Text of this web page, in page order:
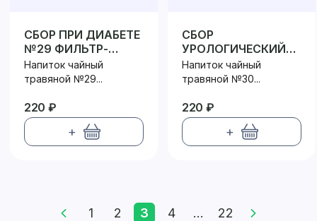
СБОР ПРИ ДИАБЕТЕ
№29 ФИЛЬТР-
ПАКЕТ
Напиток чайный
травяной №29...
220 ₽
+
СБОР
УРОЛОГИЧЕСКИЙ
№30 ФИЛЬТР-
ПАКЕТ
Напиток чайный
травяной №30...
220 ₽
+
1 2 3 4 ... 22